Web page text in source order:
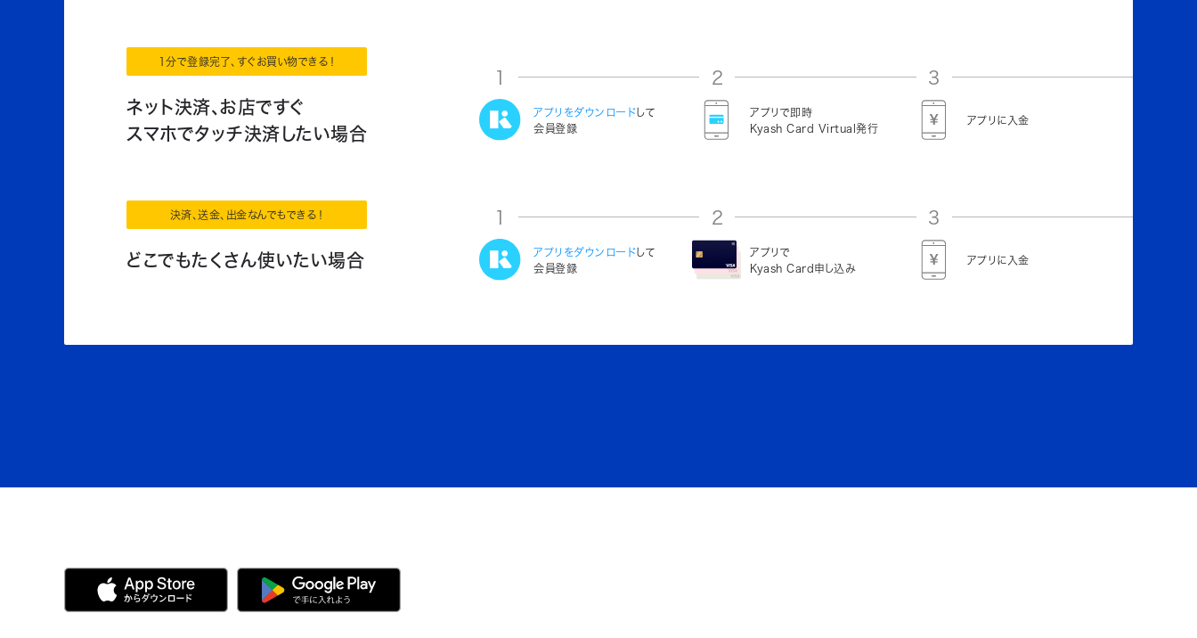
1分で登録完了、すぐお買い物できる！
ネット決済、お店ですぐ
スマホでタッチ決済したい場合
1
アプリをダウンロードして
会員登録
2
アプリで即時
Kyash Card Virtual発行
3
アプリに入金
決済、送金、出金なんでもできる！
どこでもたくさん使いたい場合
1
アプリをダウンロードして
会員登録
2
アプリで
Kyash Card申し込み
3
アプリに入金